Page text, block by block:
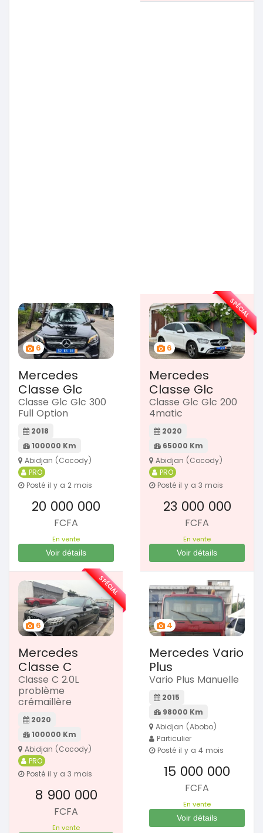
6
Mercedes
Classe Glc
Classe Glc Glc 300
Full Option
2018
100000 Km
Abidjan (Cocody)
PRO
Posté il y a 2 mois
20 000 000
FCFA
En vente
Voir détails
6
Mercedes
Classe Glc
Classe Glc Glc 200
4matic
2020
65000 Km
Abidjan (Cocody)
PRO
Posté il y a 3 mois
23 000 000
FCFA
En vente
Voir détails
SPÉCIAL
6
Mercedes
Classe C
Classe C 2.0L
problème
crémaillère
2020
100000 Km
Abidjan (Cocody)
PRO
Posté il y a 3 mois
8 900 000
FCFA
En vente
SPÉCIAL
4
Mercedes Vario
Plus
Vario Plus Manuelle
2015
98000 Km
Abidjan (Abobo)
Particulier
Posté il y a 4 mois
15 000 000
FCFA
En vente
Voir détails